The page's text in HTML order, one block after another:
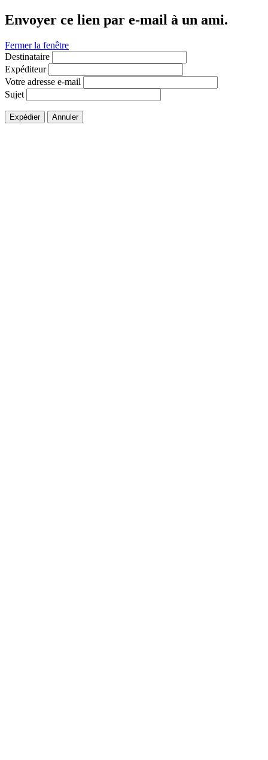
Envoyer ce lien par e-mail à un ami.
Fermer la fenêtre
Destinataire
Expéditeur
Votre adresse e-mail
Sujet
Expédier Annuler